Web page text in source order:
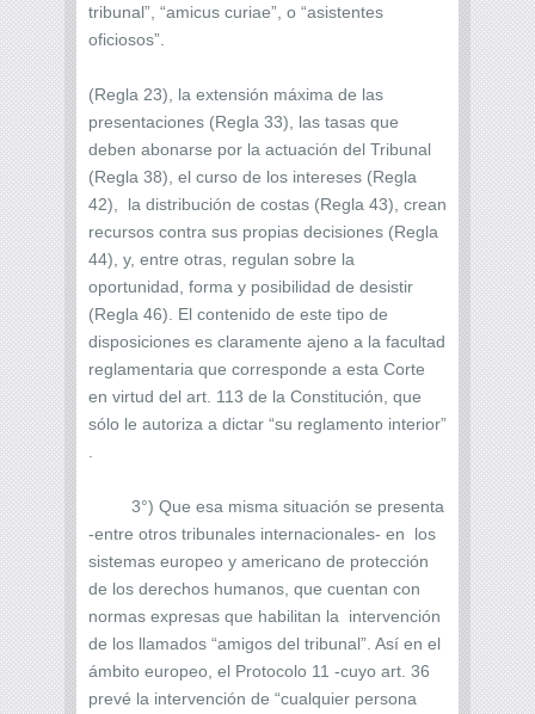
tribunal”, “amicus curiae”, o “asistentes
oficiosos”.
(Regla 23), la extensión máxima de las
presentaciones (Regla 33), las tasas que
deben abonarse por la actuación del Tribunal
(Regla 38), el curso de los intereses (Regla
42), la distribución de costas (Regla 43), crean
recursos contra sus propias decisiones (Regla
44), y, entre otras, regulan sobre la
oportunidad, forma y posibilidad de desistir
(Regla 46). El contenido de este tipo de
disposiciones es claramente ajeno a la facultad
reglamentaria que corresponde a esta Corte
en virtud del art. 113 de la Constitución, que
sólo le autoriza a dictar “su reglamento interior”
3°) Que esa misma situación se presenta
-entre otros tribunales internacionales- en los
sistemas europeo y americano de protección
de los derechos humanos, que cuentan con
normas expresas que habilitan la intervención
de los llamados “amigos del tribunal”. Así en el
ámbito europeo, el Protocolo 11 -cuyo art. 36
prevé la intervención de “cualquier persona